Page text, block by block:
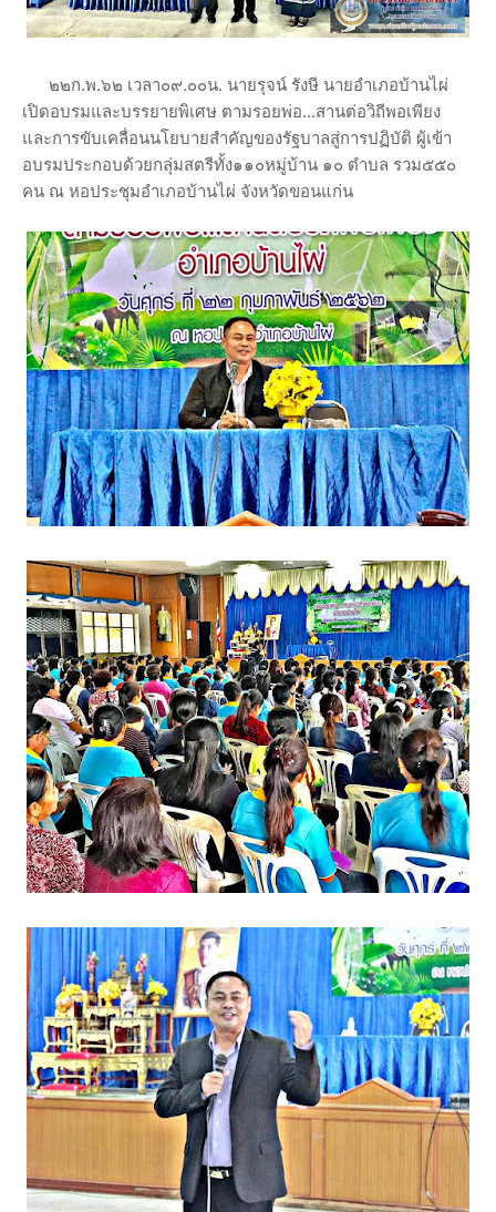
๒๒ก.พ.๖๒ เวลา๐๙.๐๐น. นายรุจน์ รังษี นายอำเภอบ้านไผ่
เปิดอบรมและบรรยายพิเศษ ตามรอยพ่อ...สานต่อวิถีพอเพียง
และการขับเคลื่อนนโยบายสำคัญของรัฐบาลสู่การปฏิบัติ ผู้เข้า
อบรมประกอบด้วยกลุ่มสตรีทั้ง๑๑๐หมู่บ้าน ๑๐ ตำบล รวม๕๕๐
คน ณ หอประชุมอำเภอบ้านไผ่ จังหวัดขอนแก่น